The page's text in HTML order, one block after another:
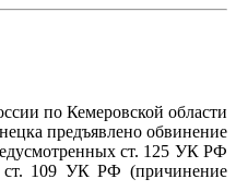
по Кемеровской области
предъявлено обвинение
ст. 125 УК РФ
ст. 109 УК РФ (причинение